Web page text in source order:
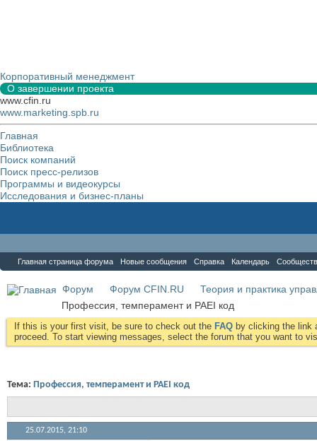
Корпоративный менеджмент
О завершении проекта
www.cfin.ru
www.marketing.spb.ru
Главная
Библиотека
Поиск компаний
Поиск пресс-релизов
Программы и видеокурсы
Исследования и бизнес-планы
Главная страница форума Новые сообщения Справка Календарь
Форум Форум CFIN.RU
Теория и практика
Профессия, темперамент и PAEI код
If this is your first visit, be sure to check out the FAQ by clicking the link
proceed. To start viewing messages, select the forum that you want to
Тема: Профессия, темперамент и PAEI код
25.07.2015, 21:10